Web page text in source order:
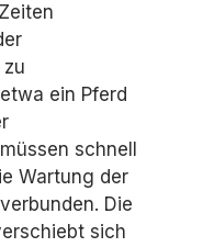
ein Pferd
schnell
Wartung der
Die
sich